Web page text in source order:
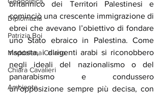
Diplomazia
Patrizia Boi
Maddalena Celano
Chiara Cavalieri
Ambiente
britannico dei Territori Palestinesi e
cominciò una crescente immigrazione di
ebrei che avevano l’obiettivo di fondare
uno Stato ebraico in Palestina. Come
risposta, i dirigenti arabi si riconobbero
negli ideali del nazionalismo o del
panarabismo e condussero
un'opposizione sempre più decisa, con